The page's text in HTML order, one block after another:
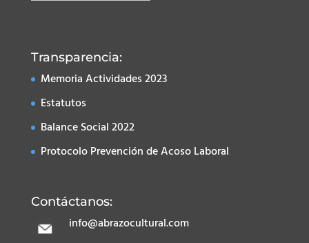
Transparencia:
Memoria Actividades 2023
Estatutos
Balance Social 2022
Protocolo Prevención de Acoso Laboral
Contáctanos:
info@abrazocultural.com